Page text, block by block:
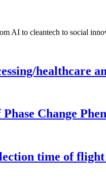
AI to cleantech to social
healthcare
Change
time of flight